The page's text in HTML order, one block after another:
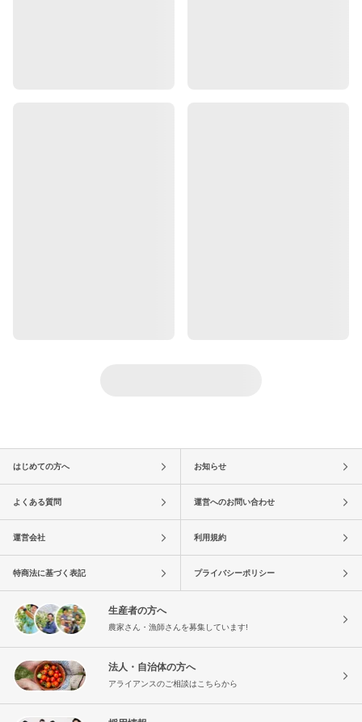
はじめての方へ お知らせ
よくある質問 運営へのお問い合わせ
運営会社 利用規約
特商法に基づく表記 プライバシーポリシー
生産者の方へ
農家さん・漁師さんを募集しています!
法人・自治体の方へ
アライアンスのご相談はこちらから